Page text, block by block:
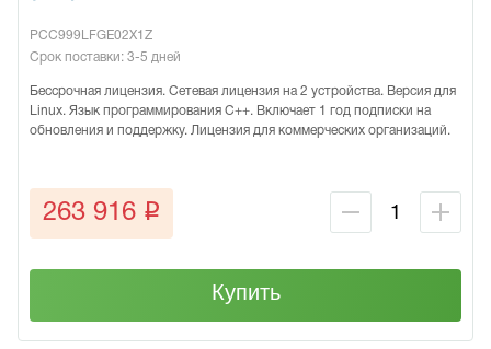
PCC999LFGE02X1Z
Срок поставки: 3-5 дней
Бессрочная лицензия. Сетевая лицензия на 2 устройства. Версия для
Linux. Язык программирования C++. Включает 1 год подписки на
обновления и поддержку. Лицензия для коммерческих организаций.
263 916 q
Купить